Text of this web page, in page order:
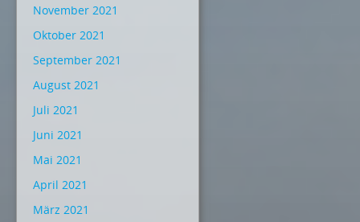
November 2021
Oktober 2021
September 2021
August 2021
Juli 2021
Juni 2021
Mai 2021
April 2021
März 2021